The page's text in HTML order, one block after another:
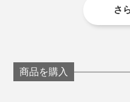
塩素除去カートリッジ（左下）、ス
ファインバブルシャワー本体（上）
素）は、高級化粧品の原
さ
商品を購入